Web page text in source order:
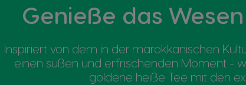
Genieße das
Inspiriert von dem in der marokkanischen
einen süßen und erfrischenden Moment -
goldene heiße Tee mit den